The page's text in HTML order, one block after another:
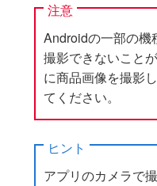
注意
Androidの一部の機
撮影できないこと
に商品画像を撮影
てください。
ヒント
アプリのカメラで